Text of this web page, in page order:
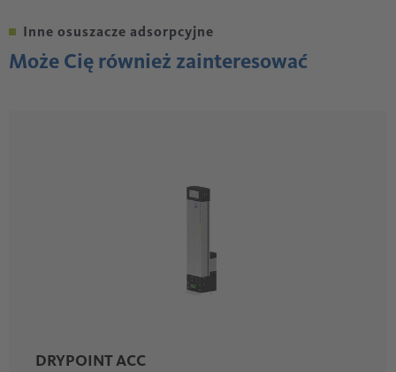
Inne osuszacze adsorpcyjne
Może Cię również zainteresować
DRYPOINT ACC